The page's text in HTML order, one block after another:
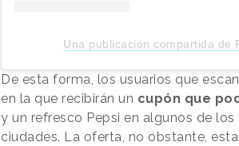
Una publicación compartida de
De esta forma, los usuarios que
en la que recibirán un cupón que
y un refresco Pepsi en algunos de
ciudades. La oferta, no obstante,